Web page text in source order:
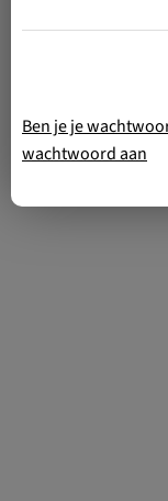
Ben je je
wachtwoord aan